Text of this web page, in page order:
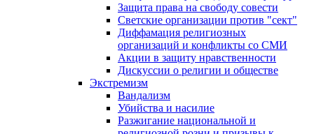
Защита права на свободу совести
Светские организации против "сект"
Диффамация религиозных
организаций и конфликты со СМИ
Акции в защиту нравственности
Дискуссии о религии и обществе
Экстремизм
Вандализм
Убийства и насилие
Разжигание национальной и